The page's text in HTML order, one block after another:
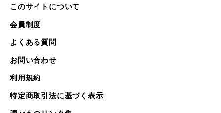
このサイトについて
会員制度
よくある質問
お問い合わせ
利用規約
特定商取引法に基づく表示